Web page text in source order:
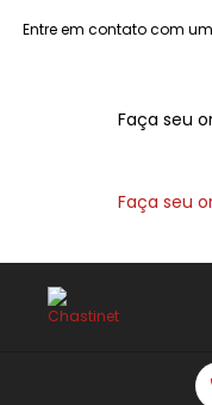
Entre em contato com
Faça seu
Faça seu